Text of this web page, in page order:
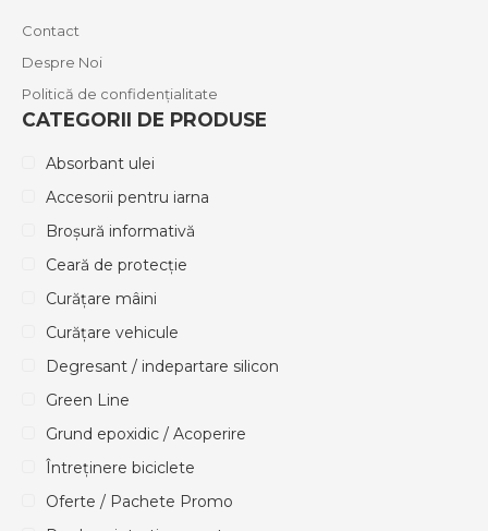
Contact
Despre Noi
Politică de confidențialitate
CATEGORII DE PRODUSE
Absorbant ulei
Accesorii pentru iarna
Broșură informativă
Ceară de protecție
Curățare mâini
Curățare vehicule
Degresant / indepartare silicon
Green Line
Grund epoxidic / Acoperire
Întreținere biciclete
Oferte / Pachete Promo